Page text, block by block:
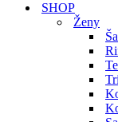
SHOP
Ženy